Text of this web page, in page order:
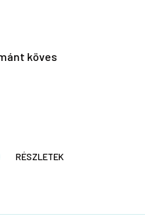
köves
RÉSZLETEK